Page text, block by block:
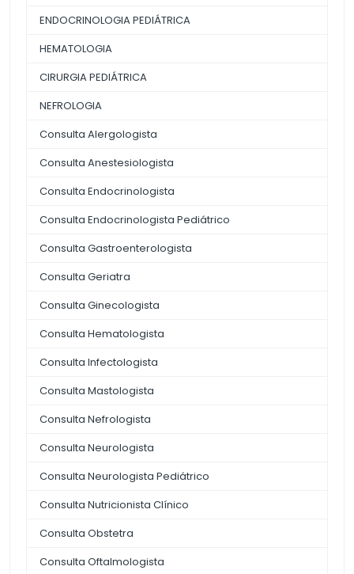
ENDOCRINOLOGIA PEDIÁTRICA
HEMATOLOGIA
CIRURGIA PEDIÁTRICA
NEFROLOGIA
Consulta Alergologista
Consulta Anestesiologista
Consulta Endocrinologista
Consulta Endocrinologista Pediátrico
Consulta Gastroenterologista
Consulta Geriatra
Consulta Ginecologista
Consulta Hematologista
Consulta Infectologista
Consulta Mastologista
Consulta Nefrologista
Consulta Neurologista
Consulta Neurologista Pediátrico
Consulta Nutricionista Clínico
Consulta Obstetra
Consulta Oftalmologista